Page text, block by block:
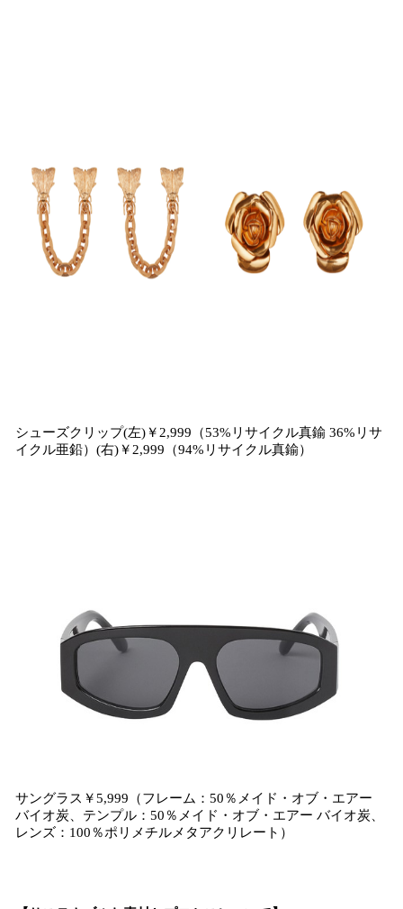
シューズクリップ(左)￥2,999（53%リサイクル真鍮 36%リサ
イクル亜鉛）(右)￥2,999（94%リサイクル真鍮）
サングラス￥5,999（フレーム：50％メイド・オブ・エアー
バイオ炭、テンプル：50％メイド・オブ・エアー バイオ炭、
レンズ：100％ポリメチルメタアクリレート）